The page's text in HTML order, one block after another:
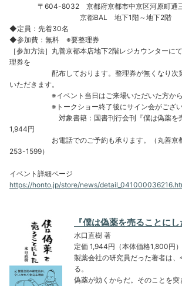
〒604-8032 京都府京都市中京区河原町通三
京都BAL 地下1階～地下2階
◆定員：先着30名
◆参加費：無料 ※要整理券
［参加方法］丸善京都本店地下2階レジカウンターに
理券を
配布しております。整理券が無くなり次第
いただきます。
※イベント当日はご来場いただいた方からお
※トークショー終了後にサイン会がござい
対象書籍：国書刊行会刊『僕は偽薬を売る
1,944円
お電話でのご予約も承ります。（丸善京都
253-1599）
イベント詳細ページ
https://honto.jp/store/news/
『僕は偽薬を売ることにし
水口直樹 著
定価 1,944円（本体価格1,800円）
製薬会社の研究員だった著者は
る。
偽薬が効くからだ。そのことを